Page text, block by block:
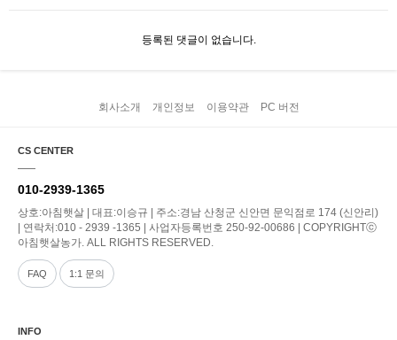
등록된 댓글이 없습니다.
회사소개 개인정보 이용약관 PC 버전
CS CENTER
010-2939-1365
상호:아침햇살 | 대표:이승규 | 주소:경남 산청군 신안면 문익점로 174 (신안리)
| 연락처:010 - 2939 -1365 | 사업자등록번호 250-92-00686 | COPYRIGHTⓒ
아침햇살농가. ALL RIGHTS RESERVED.
FAQ 1:1 문의
INFO